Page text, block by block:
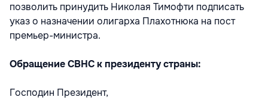
позволить принудить Николая Тимофти подписать
указ о назначении олигарха Плахотнюка на пост
премьер-министра.
Обращение СВНС к президенту страны:
Господин Президент,